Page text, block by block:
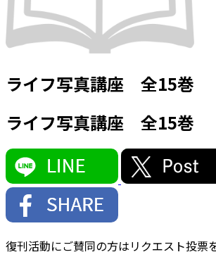
ライフ写真講座 全15巻
ライフ写真講座 全15巻
復刊活動にご賛同の方はリクエスト投票